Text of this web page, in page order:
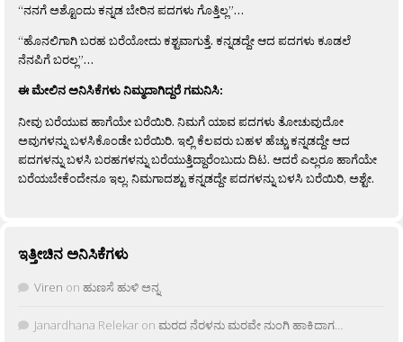
“ನನಗೆ ಅಶ್ಟೊಂದು ಕನ್ನಡ ಬೇರಿನ ಪದಗಳು ಗೊತ್ತಿಲ್ಲ”…
“ಹೊನಲಿಗಾಗಿ ಬರಹ ಬರೆಯೋದು ಕಶ್ಟವಾಗುತ್ತೆ. ಕನ್ನಡದ್ದೇ ಆದ ಪದಗಳು ಕೂಡಲೆ
ನೆನಪಿಗೆ ಬರಲ್ಲ”…
ಈ ಮೇಲಿನ ಅನಿಸಿಕೆಗಳು ನಿಮ್ಮದಾಗಿದ್ದರೆ ಗಮನಿಸಿ:
ನೀವು ಬರೆಯುವ ಹಾಗೆಯೇ ಬರೆಯಿರಿ. ನಿಮಗೆ ಯಾವ ಪದಗಳು ತೋಚುವುದೋ
ಅವುಗಳನ್ನು ಬಳಸಿಕೊಂಡೇ ಬರೆಯಿರಿ. ಇಲ್ಲಿ ಕೆಲವರು ಬಹಳ ಹೆಚ್ಚು ಕನ್ನಡದ್ದೇ ಆದ
ಪದಗಳನ್ನು ಬಳಸಿ ಬರಹಗಳನ್ನು ಬರೆಯುತ್ತಿದ್ದಾರೆಂಬುದು ದಿಟ. ಆದರೆ ಎಲ್ಲರೂ ಹಾಗೆಯೇ
ಬರೆಯಬೇಕೆಂದೇನೂ ಇಲ್ಲ. ನಿಮಗಾದಶ್ಟು ಕನ್ನಡದ್ದೇ ಪದಗಳನ್ನು ಬಳಸಿ ಬರೆಯಿರಿ, ಅಶ್ಟೇ.
ಇತ್ತೀಚಿನ ಅನಿಸಿಕೆಗಳು
Viren on ಹುಣಸೆ ಹುಳಿ ಅನ್ನ
Janardhana Relekar on ಮರದ ನೆರಳನು ಮರವೇ ನುಂಗಿ ಹಾಕಿದಾಗ…